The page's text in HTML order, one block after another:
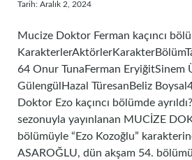
Tarih: Aralık 2, 2024
Mucize Doktor Ferman kaçıncı
64 Onur TunaFerman EryiğitSinem
GülengülHazal TüresanBeliz
Doktor Ezo kaçıncı bölümde
sezonuyla yayınlanan MUCİZE
bölümüyle “Ezo Kozoğlu”
ASAROĞLU, dün akşam 54.